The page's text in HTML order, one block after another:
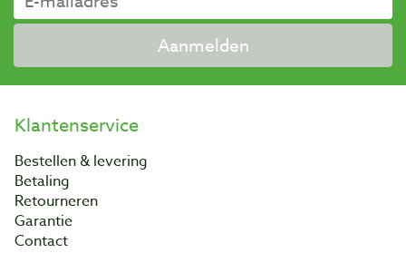
Aanmelden
Klantenservice
Bestellen & levering
Betaling
Retourneren
Garantie
Contact